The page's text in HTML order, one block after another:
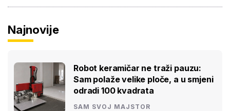
Najnovije
Robot keramičar ne traži pauzu:
Sam polaže velike ploče, a u smjeni
odradi 100 kvadrata
SAM SVOJ MAJSTOR